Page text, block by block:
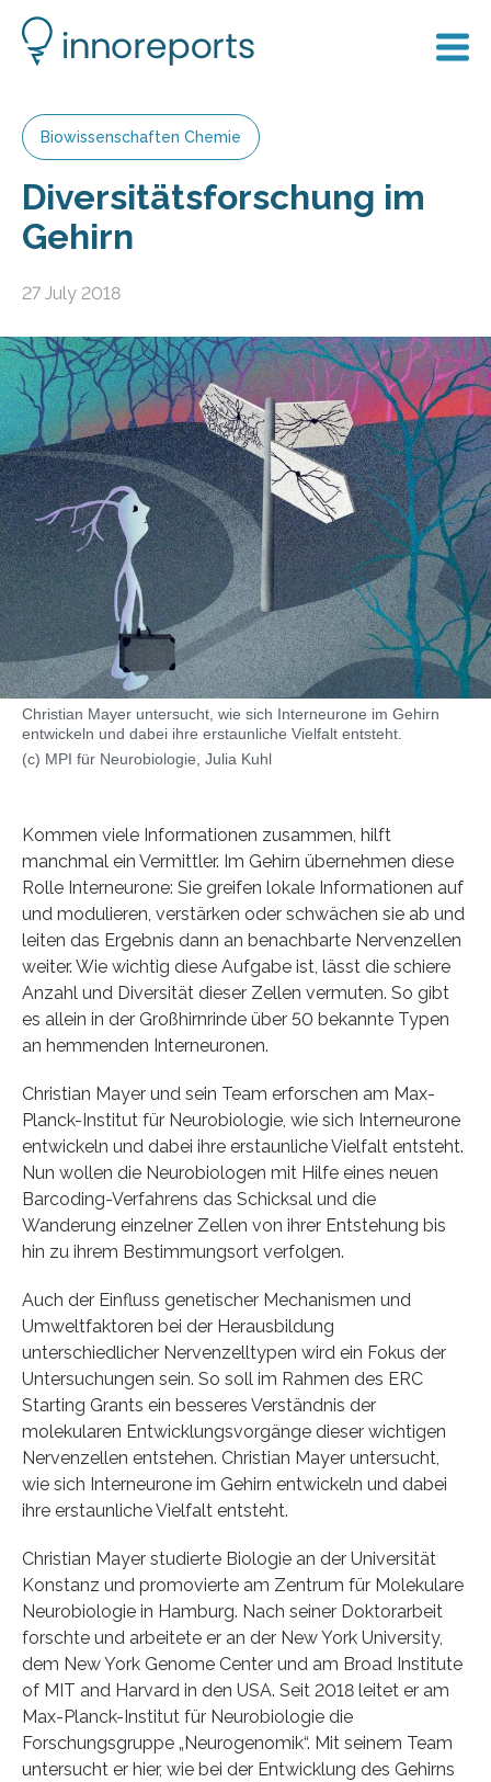
Biowissenschaften Chemie
Diversitätsforschung im
Gehirn
27 July 2018
Christian Mayer untersucht, wie sich Interneurone im Gehirn
entwickeln und dabei ihre erstaunliche Vielfalt entsteht.
(c) MPI für Neurobiologie, Julia Kuhl
Kommen viele Informationen zusammen, hilft
manchmal ein Vermittler. Im Gehirn übernehmen diese
Rolle Interneurone: Sie greifen lokale Informationen auf
und modulieren, verstärken oder schwächen sie ab und
leiten das Ergebnis dann an benachbarte Nervenzellen
weiter. Wie wichtig diese Aufgabe ist, lässt die schiere
Anzahl und Diversität dieser Zellen vermuten. So gibt
es allein in der Großhirnrinde über 50 bekannte Typen
an hemmenden Interneuronen.
Christian Mayer und sein Team erforschen am Max-
Planck-Institut für Neurobiologie, wie sich Interneurone
entwickeln und dabei ihre erstaunliche Vielfalt entsteht.
Nun wollen die Neurobiologen mit Hilfe eines neuen
Barcoding-Verfahrens das Schicksal und die
Wanderung einzelner Zellen von ihrer Entstehung bis
hin zu ihrem Bestimmungsort verfolgen.
Auch der Einfluss genetischer Mechanismen und
Umweltfaktoren bei der Herausbildung
unterschiedlicher Nervenzelltypen wird ein Fokus der
Untersuchungen sein. So soll im Rahmen des ERC
Starting Grants ein besseres Verständnis der
molekularen Entwicklungsvorgänge dieser wichtigen
Nervenzellen entstehen. Christian Mayer untersucht,
wie sich Interneurone im Gehirn entwickeln und dabei
ihre erstaunliche Vielfalt entsteht.
Christian Mayer studierte Biologie an der Universität
Konstanz und promovierte am Zentrum für Molekulare
Neurobiologie in Hamburg. Nach seiner Doktorarbeit
forschte und arbeitete er an der New York University,
dem New York Genome Center und am Broad Institute
of MIT and Harvard in den USA. Seit 2018 leitet er am
Max-Planck-Institut für Neurobiologie die
Forschungsgruppe „Neurogenomik“. Mit seinem Team
untersucht er hier, wie bei der Entwicklung des Gehirns